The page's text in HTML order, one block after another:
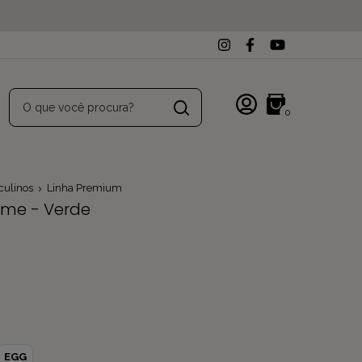
0
Linha Premium
- Verde
EGG